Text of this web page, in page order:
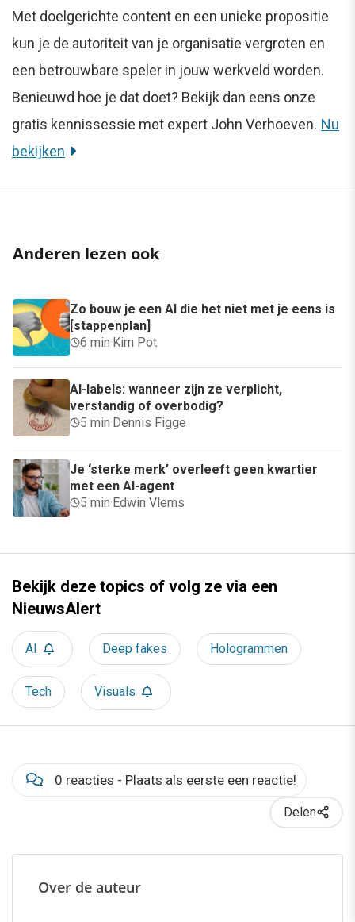
Met doelgerichte content en een unieke propositie
kun je de autoriteit van je organisatie vergroten en
een betrouwbare speler in jouw werkveld worden.
Benieuwd hoe je dat doet? Bekijk dan eens onze
gratis kennissessie met expert John Verhoeven. Nu
bekijken
Anderen lezen ook
Zo bouw je een AI die het niet met je eens is
[stappenplan]
6 min·Kim Pot
AI-labels: wanneer zijn ze verplicht,
verstandig of overbodig?
5 min·Dennis Figge
Je ‘sterke merk’ overleeft geen kwartier
met een AI-agent
5 min·Edwin Vlems
Bekijk deze topics of volg ze via een
NieuwsAlert
AI Deep fakes Hologrammen
Tech Visuals
0 reacties - Plaats als eerste een reactie!
Delen
Over de auteur